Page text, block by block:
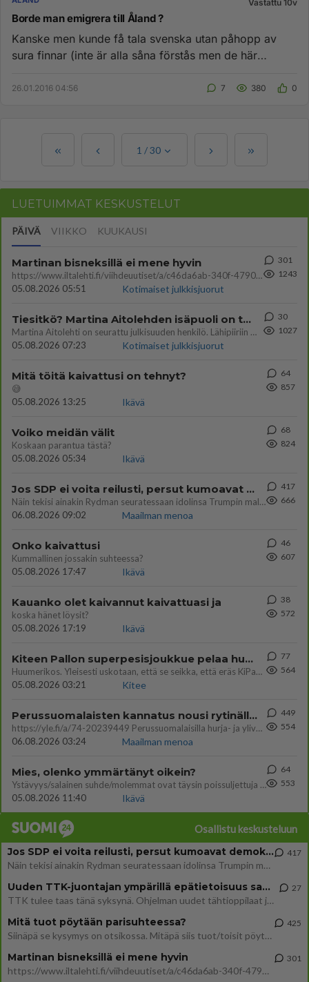
Vastattu 10v
Borde man emigrera till Åland ?
Kanske men kunde få tala svenska utan påhopp av
sura finnar (inte är alla såna förstås men de här
26.01.2016 04:56 7 380 0
1 /30
LUETUIMMAT KESKUSTELUT
PÄIVÄ VIIKKO KUUKAUSI
Martinan bisneksillä ei mene hyvin
https://www.iltalehti.fi/viihdeuutiset/a/c46da6ab-340f-4790-aaa7-0865eed2336 Yrityksen konkurssihakemus on tullut kärä
05.08.2026 05:51
Kotimaiset julkkisjuorut
301
1243
Tiesitkö? Martina Aitolehden isäpuoli on tämä suosittu laulaja
Martina Aitolehti on seurattu julkisuuden henkilö. Lähipiiriin mahtuu muitakin tunnettuja henkilöitä. Tiesitkö, että Ma
05.08.2026 07:23
Kotimaiset julkkisjuorut
30
1027
Mitä töitä kaivattusi on tehnyt?
😅
05.08.2026 13:25
Ikävä
64
857
Voiko meidän välit
Koskaan parantua tästä?
05.08.2026 05:34
Ikävä
68
824
Jos SDP ei voita reilusti, persut kumoavat demokratian Suomesta
Näin tekisi ainakin Rydman seuratessaan idolinsa Trumpin mallia https://www.is.fi/politiikka/art-2000012187244.html
06.08.2026 09:02
Maailman menoa
417
666
Onko kaivattusi
Kummallinen jossakin suhteessa?
05.08.2026 17:47
Ikävä
46
607
Kauanko olet kaivannut kaivattuasi ja
koska hänet löysit?
05.08.2026 17:19
Ikävä
38
572
Kiteen Pallon superpesisjoukkue pelaa huumeiden vaikutuksen alaisena
Huumerikos. Yleisesti uskotaan, että se seikka, että eräs KiPan pelaaja kärähtää huumeista, on vain jäävuoren huippu. M
05.08.2026 03:21
Kitee
77
564
Perussuomalaisten kannatus nousi rytinällä Ylen tänään julkaisemassa tuoreimmassa gallup-kyselyssä.
https://yle.fi/a/74-20239449 Perussuomalaisilla hurja- ja ylivoimaisesti suurin nousu tässä uudessa Ylen gallupissa. Kyl
06.08.2026 03:24
Maailman menoa
449
554
Mies, olenko ymmärtänyt oikein?
Ystävyys/salainen suhde/molemmat ovat täysin poissuljettuja asioita? Nainen
05.08.2026 11:40
Ikävä
64
553
Osallistu keskusteluun
Jos SDP ei voita reilusti, persut kumoavat demokratian Suomesta
Näin tekisi ainakin Rydman seuratessaan idolinsa Trumpin mallia https://www.is.fi/politiikka/art-2000012187244.html
417
Uuden TTK-juontajan ympärillä epätietoisuus sakenee - Nyt MTV hämmentää soppaa
TTK tulee taas tänä syksynä. Ohjelman uudet tähtioppilaat julkistetaan torstaina 6. elokuuta klo 14 alkavassa lehdistö
27
Mitä tuot pöytään parisuhteessa?
Siinäpä se kysymys on otsikossa. Mitäpä siis tuot/toisit pöytään parisuhteessa? Oletko mies vai nainen? Koetko sen mitä
425
Martinan bisneksillä ei mene hyvin
https://www.iltalehti.fi/viihdeuutiset/a/c46da6ab-340f-4790-aaa7-0865eed2336 Yrityksen konkurssihakemus on tullut kärä
301